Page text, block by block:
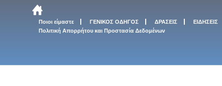
Ποιοι είμαστε ΓΕΝΙΚΟΣ ΟΔΗΓΟΣ ΔΡΑΣΕΙΣ
ΕΙΔΗΣΕΙΣ
Πολιτική Απορρήτου και Προστασία Δεδομένων